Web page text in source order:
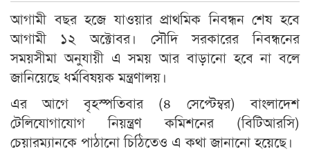
আগামী বছর হজে যাওয়ার প্রাথমিক নিবন্ধন শেষ হবে
আগামী ১২ অক্টোবর। সৌদি সরকারের নিবন্ধনের
সময়সীমা অনুযায়ী এ সময় আর বাড়ানো হবে না বলে
জানিয়েছে ধর্মবিষয়ক মন্ত্রণালয়।
এর আগে বৃহস্পতিবার (৪ সেপ্টেম্বর) বাংলাদেশ
টেলিযোগাযোগ নিয়ন্ত্রণ কমিশনের (বিটিআরসি)
চেয়ারম্যানকে পাঠানো চিঠিতেও এ কথা জানানো হয়েছে।